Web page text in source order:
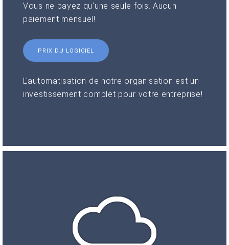
Vous ne payez qu'une seule fois. Aucun
paiement mensuel!
PRIX DU LOGICIEL
L'automatisation de notre organisation est un
investissement complet pour votre entreprise!